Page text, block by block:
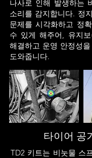
나사로 인해 발생하는
소리를 감지합니다. 정
문제를 시각화하고 정
수 있게 해주어, 유지
해결하고 운영 안정성
도와줍니다.
타이어 공
TD2 키트는 비눗물 스